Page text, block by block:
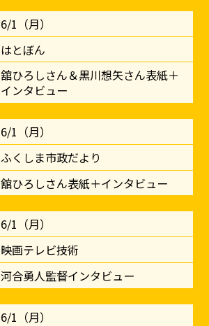
6/1（月）
はとぼん
舘ひろしさん＆黒川想矢さん表紙＋
インタビュー
6/1（月）
ふくしま市政だより
舘ひろしさん表紙＋インタビュー
6/1（月）
映画テレビ技術
河合勇人監督インタビュー
6/1（月）